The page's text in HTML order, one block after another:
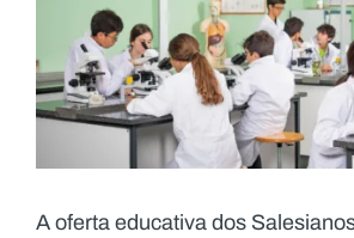
A oferta educativa dos